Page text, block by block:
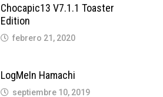
Chocapic13 V7.1.1 Toaster
Edition
febrero 21, 2020
LogMeIn Hamachi
septiembre 10, 2019